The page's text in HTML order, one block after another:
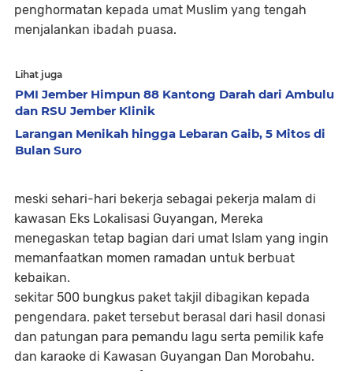
penghormatan kepada umat Muslim yang tengah
menjalankan ibadah puasa.
Lihat juga
PMI Jember Himpun 88 Kantong Darah dari Ambulu
dan RSU Jember Klinik
Larangan Menikah hingga Lebaran Gaib, 5 Mitos di
Bulan Suro
meski sehari-hari bekerja sebagai pekerja malam di
kawasan Eks Lokalisasi Guyangan, Mereka
menegaskan tetap bagian dari umat Islam yang ingin
memanfaatkan momen ramadan untuk berbuat
kebaikan.
sekitar 500 bungkus paket takjil dibagikan kepada
pengendara. paket tersebut berasal dari hasil donasi
dan patungan para pemandu lagu serta pemilik kafe
dan karaoke di Kawasan Guyangan Dan Morobahu.